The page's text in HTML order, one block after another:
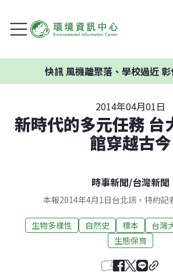
風機離聚落、學校過近 彰化福
2014年04月01日
新時代的多元任務 台
館穿越古今
時事新聞/台灣新聞
本報2014年4月1日台北訊，特約記
生物多樣性 自然史 標本 台灣
生態保育